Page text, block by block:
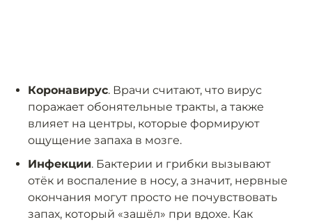
Коронавирус. Врачи считают, что вирус
поражает обонятельные тракты, а также
влияет на центры, которые формируют
ощущение запаха в мозге.
Инфекции. Бактерии и грибки вызывают
отёк и воспаление в носу, а значит, нервные
окончания могут просто не почувствовать
запах, который «зашёл» при вдохе. Как